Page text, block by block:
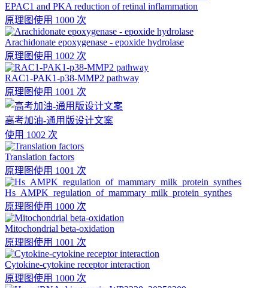
EPAC1 and PKA reduction of retinal inflammation
原理图使用 1000 次
Arachidonate epoxygenase - epoxide hydrolase
原理图使用 1002 次
RAC1-PAK1-p38-MMP2 pathway
原理图使用 1001 次
高考加油-通用版设计文案
使用 1002 次
Translation factors
原理图使用 1001 次
Hs_AMPK_regulation_of_mammary_milk_protein_synthes
原理图使用 1000 次
Mitochondrial beta-oxidation
原理图使用 1001 次
Cytokine-cytokine receptor interaction
原理图使用 1000 次